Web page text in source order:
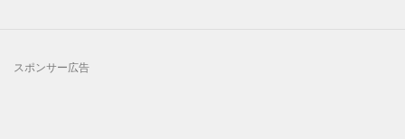
スポンサー広告